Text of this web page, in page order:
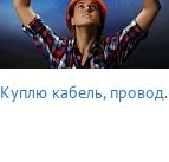
Куплю кабель, провод.